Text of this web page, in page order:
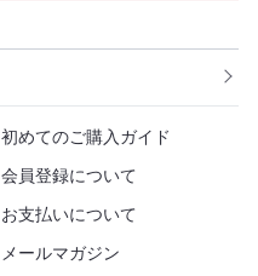
初めてのご購入ガイド
会員登録について
お支払いについて
メールマガジン